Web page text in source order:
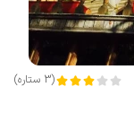
(
3 ستاره)